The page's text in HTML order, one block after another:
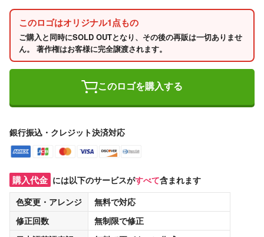
このロゴはオリジナル1点もの
ご購入と同時にSOLD OUTとなり、その後の再販は一切ありませ
ん。 著作権はお客様に完全譲渡されます。
このロゴを購入する
銀行振込・クレジット決済対応
購入代金 には以下のサービスがすべて含まれます
色変更・アレンジ
無料で対応
修正回数
無制限で修正